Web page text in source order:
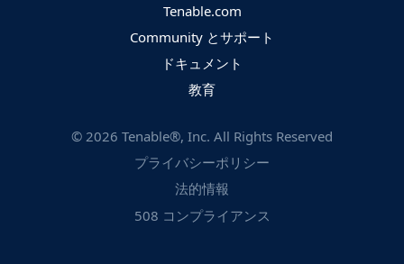
Tenable.com
Community とサポート
ドキュメント
教育
© 2026 Tenable®, Inc. All Rights Reserved
プライバシーポリシー
法的情報
508 コンプライアンス